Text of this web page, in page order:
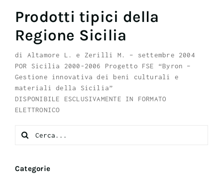
Prodotti tipici della
Regione Sicilia
di Altamore L. e Zerilli M. – settembre 2004
POR Sicilia 2000-2006 Progetto FSE “Byron –
Gestione innovativa dei beni culturali e
materiali della Sicilia”
DISPONIBILE ESCLUSIVAMENTE IN FORMATO
ELETTRONICO
Search
for:
Categorie